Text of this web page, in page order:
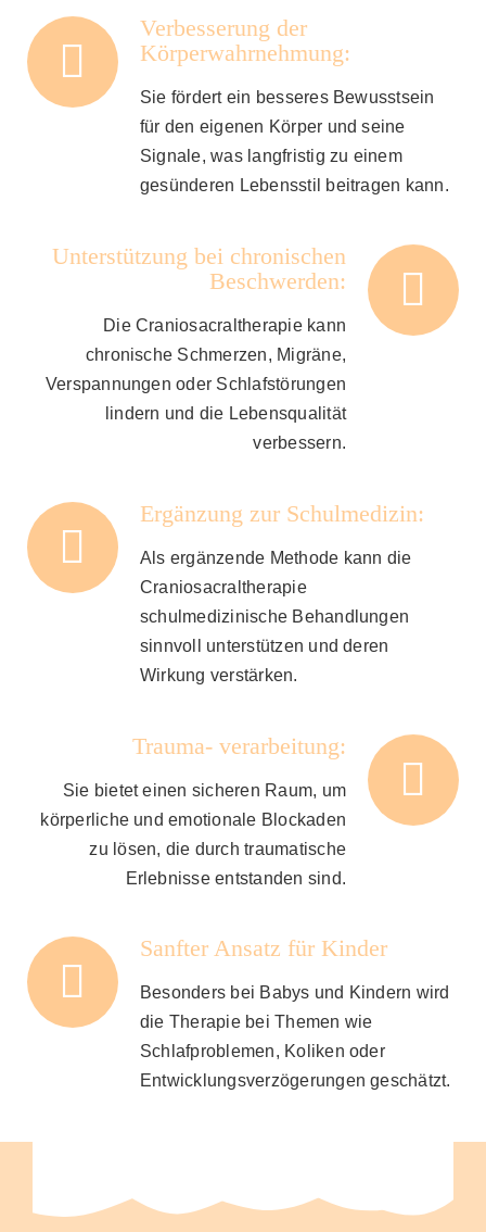
Verbesserung der
Körperwahrnehmung:
Sie fördert ein besseres Bewusstsein
für den eigenen Körper und seine
Signale, was langfristig zu einem
gesünderen Lebensstil beitragen kann.
Unterstützung bei chronischen
Beschwerden:
Die Craniosacraltherapie kann
chronische Schmerzen, Migräne,
Verspannungen oder Schlafstörungen
lindern und die Lebensqualität
verbessern.
Ergänzung zur Schulmedizin:
Als ergänzende Methode kann die
Craniosacraltherapie
schulmedizinische Behandlungen
sinnvoll unterstützen und deren
Wirkung verstärken.
Trauma- verarbeitung:
Sie bietet einen sicheren Raum, um
körperliche und emotionale Blockaden
zu lösen, die durch traumatische
Erlebnisse entstanden sind.
Sanfter Ansatz für Kinder
Besonders bei Babys und Kindern wird
die Therapie bei Themen wie
Schlafproblemen, Koliken oder
Entwicklungsverzögerungen geschätzt.